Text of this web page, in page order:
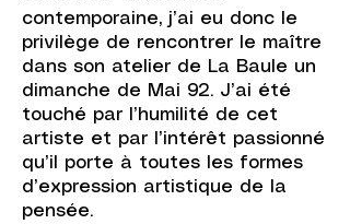
contemporaine, j’ai eu donc le
privilège de rencontrer le maître
dans son atelier de La Baule un
dimanche de Mai 92. J’ai été
touché par l’humilité de cet
artiste et par l’intérêt passionné
qu’il porte à toutes les formes
d’expression artistique de la
pensée.